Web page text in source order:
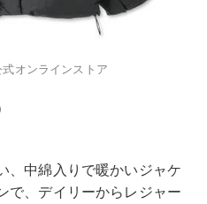
オンラインストア
、中綿入りで暖かいジャケ
で、デイリーからレジャー